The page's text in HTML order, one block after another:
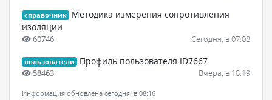
справочник
Методика измерения сопротивления
изоляции
60746 Сегодня, в 07:08
пользователи Профиль пользователя ID7667
58463 Вчера, в 18:19
Информация обновлена сегодня, в 08:16